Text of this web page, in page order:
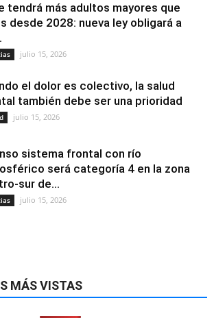
tendrá más adultos mayores que
desde 2028: nueva ley obligará a
julio 15, 2026
el dolor es colectivo, la salud
también debe ser una prioridad
julio 15, 2026
sistema frontal con río
será categoría 4 en la zona
sur de...
julio 15, 2026
MÁS VISTAS